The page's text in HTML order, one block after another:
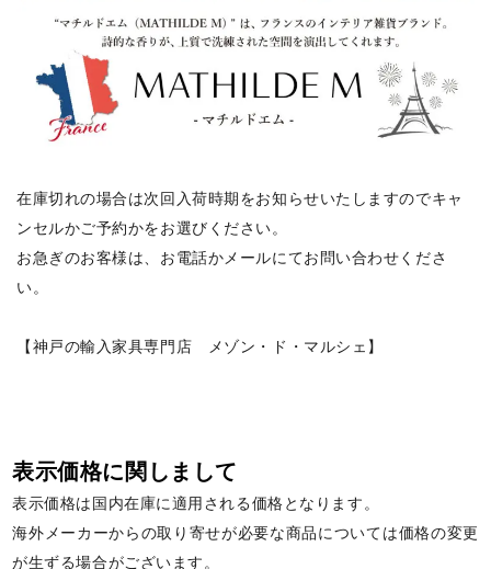
在庫切れの場合は次回入荷時期をお知らせいたしますのでキャ
ンセルかご予約かをお選びください。
お急ぎのお客様は、お電話かメールにてお問い合わせくださ
い。
【神戸の輸入家具専門店 メゾン・ド・マルシェ】
表示価格に関しまして
表示価格は国内在庫に適用される価格となります。
海外メーカーからの取り寄せが必要な商品については価格の変更
が生ずる場合がございます。